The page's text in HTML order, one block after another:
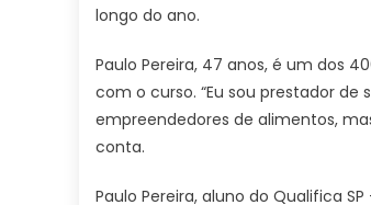
longo do ano.
Paulo Pereira, 47 anos, é um dos
com o curso. “Eu sou prestador
empreendedores de alimentos,
conta.
Paulo Pereira, aluno do Qualifica